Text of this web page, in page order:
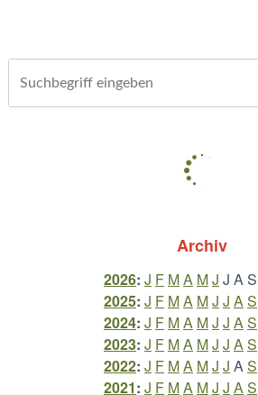
Archiv
2026: J F MA MJ J AS
2025: J F MA MJ J AS
2024: J F MA MJ J AS
2023: J F MA MJ J AS
2022: J F MA MJ J AS
2021: J F MA MJ J AS